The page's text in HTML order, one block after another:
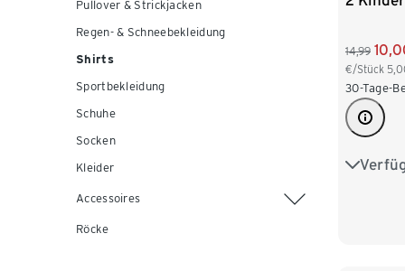
Pullover & Strickjacken
Regen- & Schneebekleidung
Shirts
Sportbekleidung
Schuhe
Socken
Kleider
Accessoires
Röcke
14,99
€/Stück
30-Tage-
122/128